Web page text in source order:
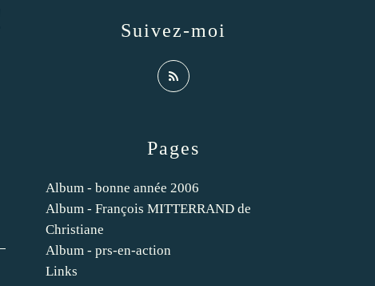
Pages
Album - bonne année 2006
Album - François MITTERRAND de
Christiane
Album - prs-en-action
Links
Suivez-moi